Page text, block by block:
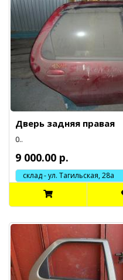
Дверь задняя правая
0..
9 000.00 р.
склад - ул. Тагильская, 28а